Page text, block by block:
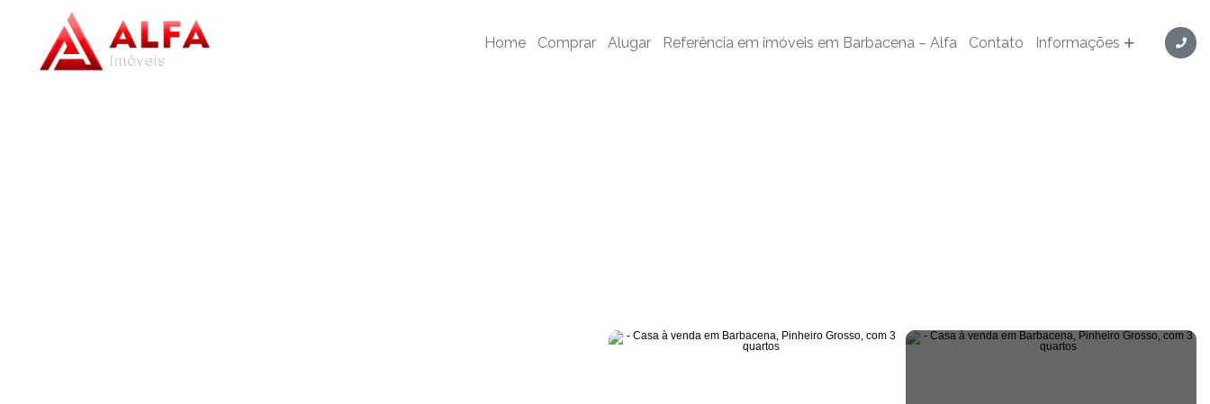
Home Comprar Alugar Referência em imóveis em Barbacena – Alfa Contato Informações
Imóveis à venda Casa